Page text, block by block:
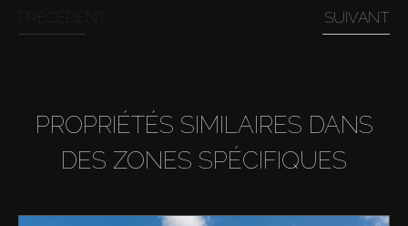
Louer
Vendre
SUIVANT
PROPRIÉTÉS SIMILAIRES DANS
DES ZONES SPÉCIFIQUES